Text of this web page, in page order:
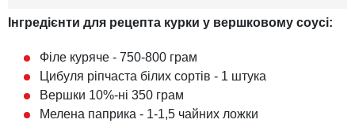
Інгредієнти для рецепта курки у вершковому соусі:
Філе куряче - 750-800 грам
Цибуля ріпчаста білих сортів - 1 штука
Вершки 10%-ні 350 грам
Мелена паприка - 1-1,5 чайних ложки